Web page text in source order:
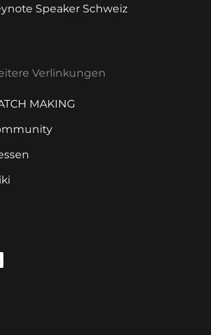
Speaker Schweiz
Verlinkungen
MAKING